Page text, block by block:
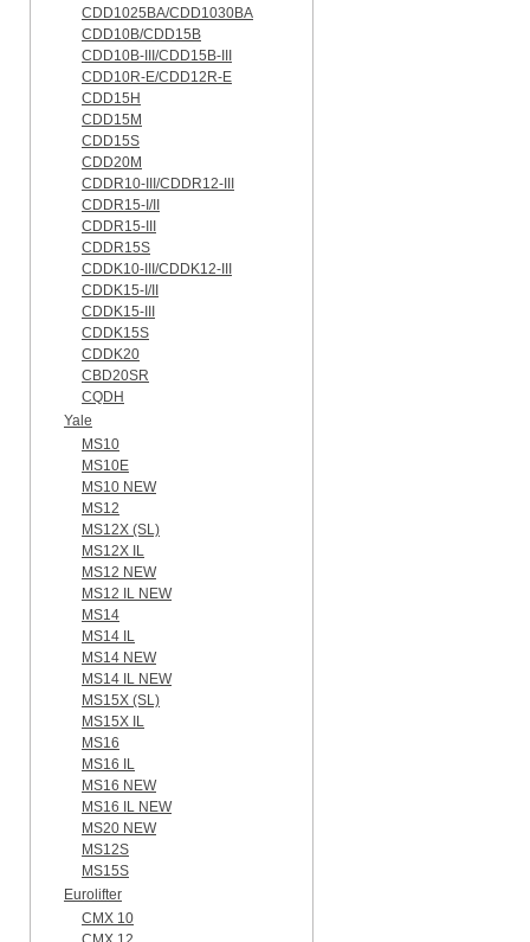
CDD1025BA/CDD1030BA
CDD10B/CDD15B
CDD10B-III/CDD15B-III
CDD10R-E/CDD12R-E
CDD15H
CDD15M
CDD15S
CDD20M
CDDR10-III/CDDR12-III
CDDR15-I/II
CDDR15-III
CDDR15S
CDDK10-III/CDDK12-III
CDDK15-I/II
CDDK15-III
CDDK15S
CDDK20
CBD20SR
CQDH
Yale
MS10
MS10E
MS10 NEW
MS12
MS12X (SL)
MS12X IL
MS12 NEW
MS12 IL NEW
MS14
MS14 IL
MS14 NEW
MS14 IL NEW
MS15X (SL)
MS15X IL
MS16
MS16 IL
MS16 NEW
MS16 IL NEW
MS20 NEW
MS12S
MS15S
Eurolifter
CMX 10